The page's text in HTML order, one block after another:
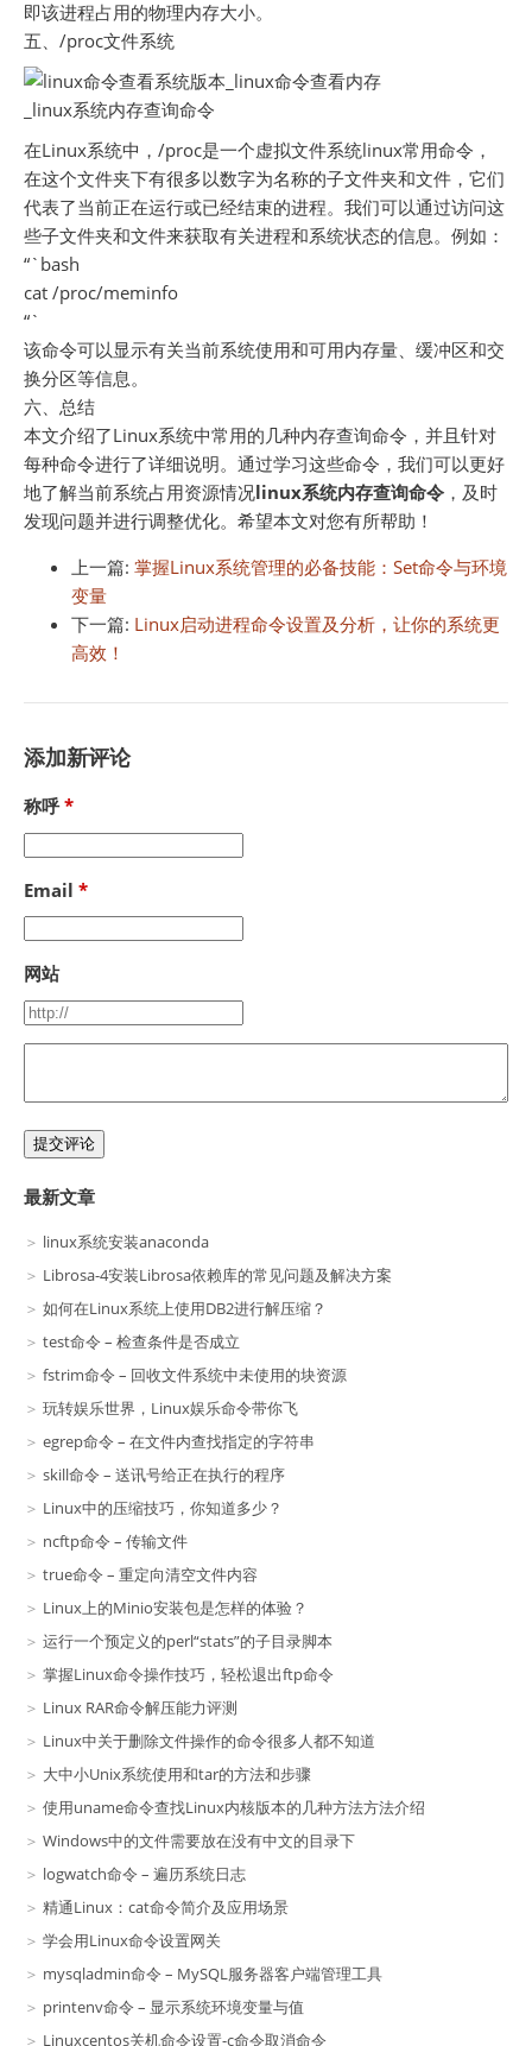
即该进程占用的物理内存大小。
五、/proc文件系统
在Linux系统中，/proc是一个虚拟文件系统linux常用命令，
在这个文件夹下有很多以数字为名称的子文件夹和文件，它们
代表了当前正在运行或已经结束的进程。我们可以通过访问这
些子文件夹和文件来获取有关进程和系统状态的信息。例如：
“`bash
cat /proc/meminfo
“`
该命令可以显示有关当前系统使用和可用内存量、缓冲区和交
换分区等信息。
六、总结
本文介绍了Linux系统中常用的几种内存查询命令，并且针对
每种命令进行了详细说明。通过学习这些命令，我们可以更好
地了解当前系统占用资源情况linux系统内存查询命令 ，及时
发现问题并进行调整优化。希望本文对您有所帮助！
上一篇: 掌握Linux系统管理的必备技能：Set命令与环境
变量
下一篇: Linux启动进程命令设置及分析，让你的系统更
高效！
添加新评论
称呼
Email
网站
提交评论
最新文章
linux系统安装anaconda
Librosa-4安装Librosa依赖库的常见问题及解决方案
如何在Linux系统上使用DB2进行解压缩？
test命令 – 检查条件是否成立
fstrim命令 – 回收文件系统中未使用的块资源
玩转娱乐世界，Linux娱乐命令带你飞
egrep命令 – 在文件内查找指定的字符串
skill命令 – 送讯号给正在执行的程序
Linux中的压缩技巧，你知道多少？
ncftp命令 – 传输文件
true命令 – 重定向清空文件内容
Linux上的Minio安装包是怎样的体验？
运行一个预定义的perl“stats”的子目录脚本
掌握Linux命令操作技巧，轻松退出ftp命令
Linux RAR命令解压能力评测
Linux中关于删除文件操作的命令很多人都不知道
大中小Unix系统使用和tar的方法和步骤
使用uname命令查找Linux内核版本的几种方法方法介绍
Windows中的文件需要放在没有中文的目录下
logwatch命令 – 遍历系统日志
精通Linux：cat命令简介及应用场景
学会用Linux命令设置网关
mysqladmin命令 – MySQL服务器客户端管理工具
printenv命令 – 显示系统环境变量与值
Linuxcentos关机命令设置-c命令取消命令